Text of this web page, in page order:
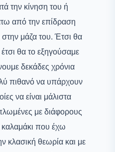
την κίνηση του ή
από την επίδραση
μάζα του. Έτσι θα
θα το εξηγούσαμε
δεκάδες χρόνια
πιθανό να υπάρχουν
να είναι μάλιστα
με διάφορους
που έχω
κλασική θεωρία και με